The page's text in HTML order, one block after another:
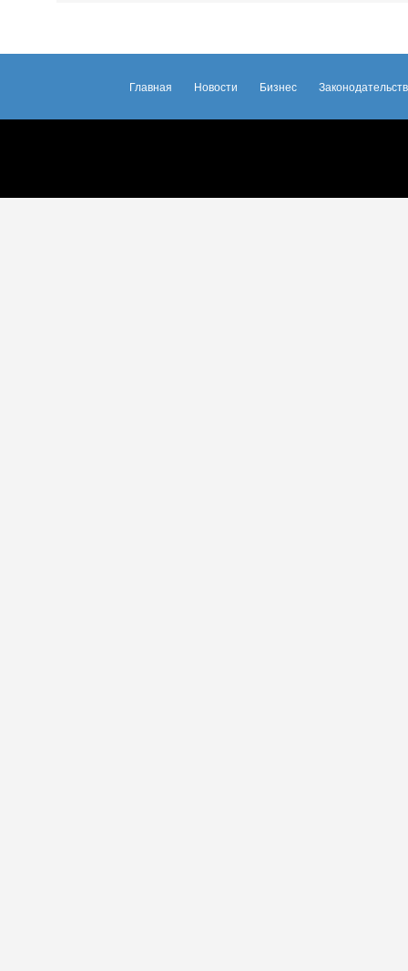
Главная Новости Бизнес